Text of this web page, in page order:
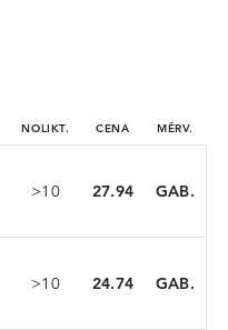
NOLIKT. CENA MĒRV.
>10 27.94 GAB.
>10 24.74 GAB.